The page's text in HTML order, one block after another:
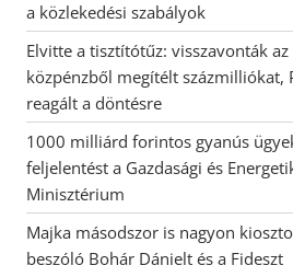
a közlekedési szabályok
Elvitte a tisztítótűz: visszavonták az
közpénzből megítélt százmilliókat,
reagált a döntésre
1000 milliárd forintos gyanús
feljelentést a Gazdasági és
Minisztérium
Majka másodszor is nagyon
beszóló Bohár Dánielt és a Fideszt